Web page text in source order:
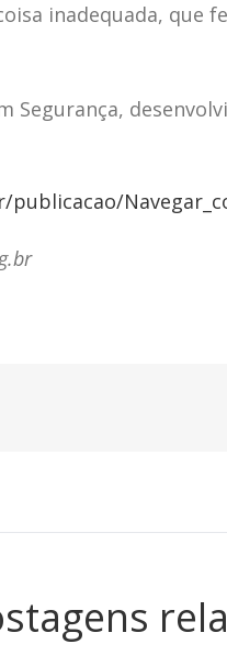
inadequada, que
Segurança,